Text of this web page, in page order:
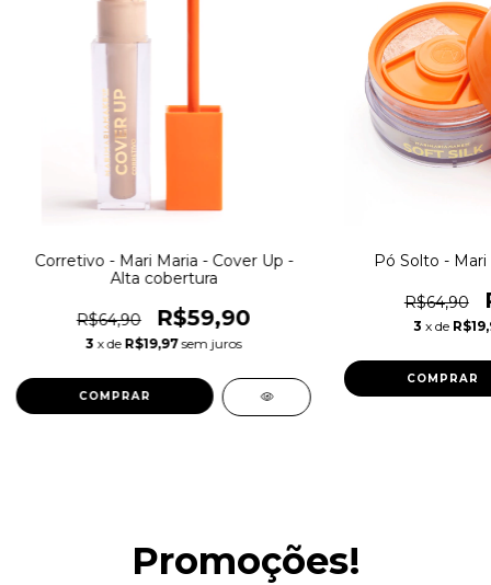
Corretivo - Mari Maria - Cover Up -
Alta cobertura
R$64,90 R$59,90
3 x de R$19,97 sem juros
COMPRAR
Pó Solto -
R$64,90
3 x de
COMPRAR
Promoções!